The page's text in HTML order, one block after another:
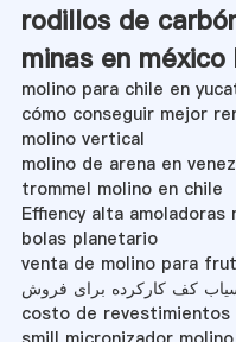
rodillos de
minas en méxico
molino para chile en
cómo conseguir mejor
molino vertical
molino de arena en
trommel molino en chile
Effiency alta
bolas planetario
venta de molino para
کف کارکرده برای فروش
costo de revestimientos